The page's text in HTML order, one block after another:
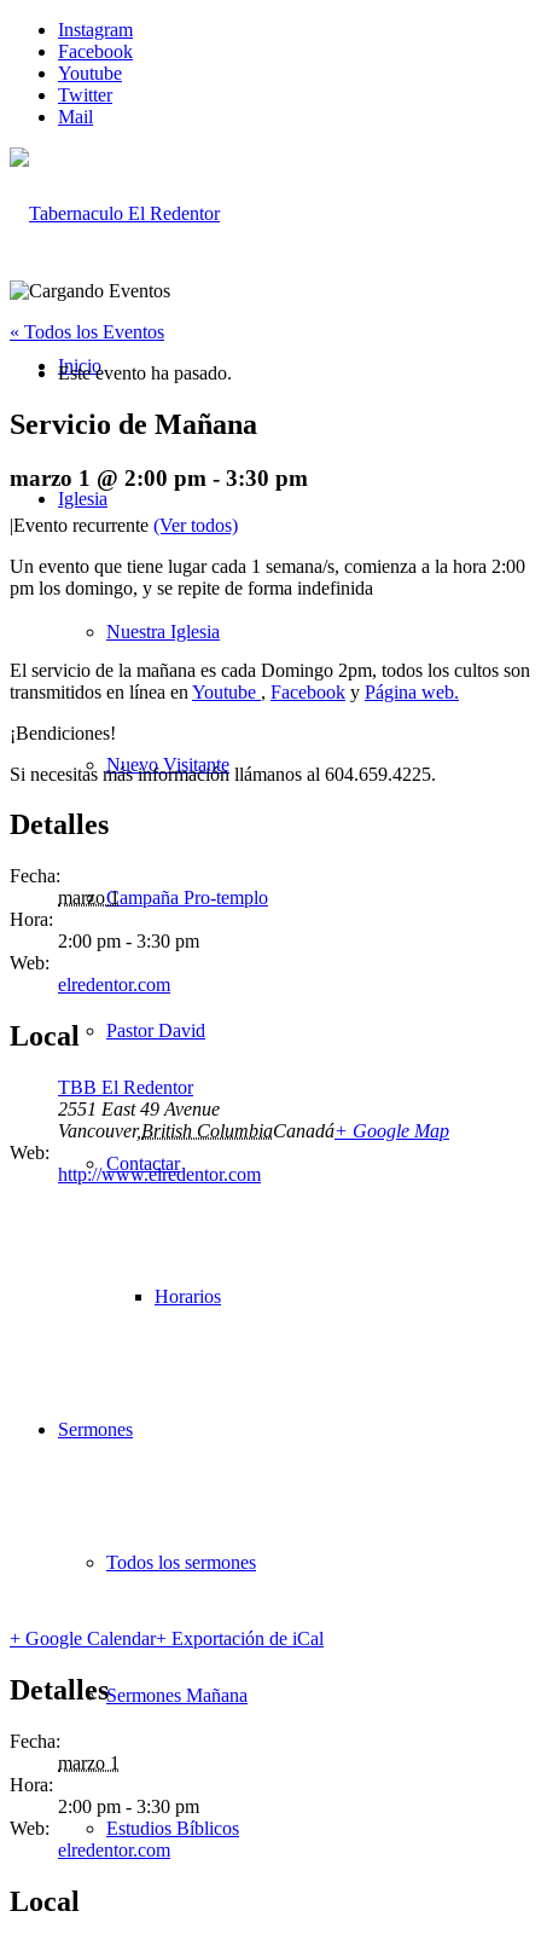
Instagram
Facebook
Youtube
Twitter
Mail
Inicio
Iglesia
Nuestra Iglesia
Nuevo Visitante
Campaña Pro-templo
Pastor David
Contactar
Horarios
Sermones
Todos los sermones
Sermones Mañana
Estudios Bíblicos
« Todos los Eventos
Este evento ha pasado.
Servicio de Mañana
marzo 1 @ 2:00 pm - 3:30 pm
|Evento recurrente (Ver todos)
Un evento que tiene lugar cada 1 semana/s, comienza a la hora 2:00
pm los domingo, y se repite de forma indefinida
El servicio de la mañana es cada Domingo 2pm, todos los cultos son
transmitidos en línea en Youtube , Facebook y Página web.
¡Bendiciones!
Si necesitas más información llámanos al 604.659.4225.
Detalles
Fecha:
marzo 1
Hora:
2:00 pm - 3:30 pm
Web:
elredentor.com
Local
TBB El Redentor
2551 East 49 Avenue
Vancouver,British ColumbiaCanadá+ Google Map
Web:
http://www.elredentor.com
+ Google Calendar+ Exportación de iCal
Detalles
Fecha:
marzo 1
Hora:
2:00 pm - 3:30 pm
Web:
elredentor.com
Local